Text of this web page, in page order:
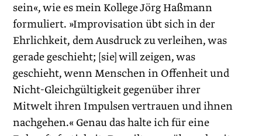
sein«, wie es mein Kollege Jörg Haßmann
formuliert. »Improvisation übt sich in der
Ehrlichkeit, dem Ausdruck zu verleihen, was
gerade geschieht; [sie] will zeigen, was
geschieht, wenn Menschen in Offenheit und
Nicht-Gleichgültigkeit gegenüber ihrer
Mitwelt ihren Impulsen vertrauen und ihnen
nachgehen.« Genau das halte ich für eine